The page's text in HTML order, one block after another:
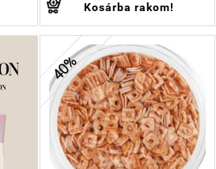
Kosárba rakom!
40%